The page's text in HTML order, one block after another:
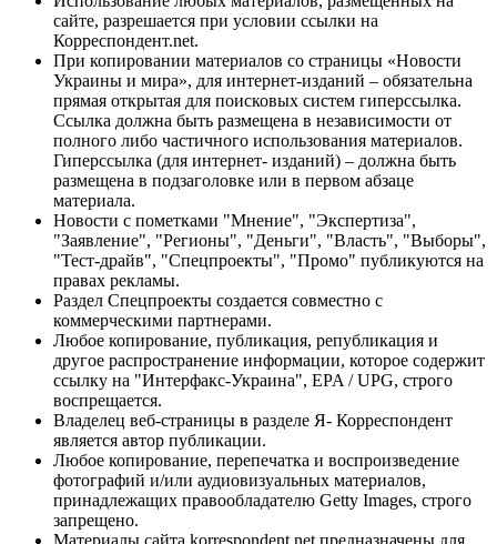
сайте, разрешается при условии ссылки на
Корреспондент.net.
При копировании материалов со страницы «Новости
Украины и мира», для интернет-изданий – обязательна
прямая открытая для поисковых систем гиперссылка.
Ссылка должна быть размещена в независимости от
полного либо частичного использования материалов.
Гиперссылка (для интернет- изданий) – должна быть
размещена в подзаголовке или в первом абзаце
материала.
Новости с пометками "Мнение", "Экспертиза",
"Заявление", "Регионы", "Деньги", "Власть", "Выборы",
"Тест-драйв", "Спецпроекты", "Промо" публикуются на
правах рекламы.
Раздел Спецпроекты создается совместно с
коммерческими партнерами.
Любое копирование, публикация, републикация и
другое распространение информации, которое содержит
ссылку на "Интерфакс-Украина", EPA / UPG, строго
воспрещается.
Владелец веб-страницы в разделе Я- Корреспондент
является автор публикации.
Любое копирование, перепечатка и воспроизведение
фотографий и/или аудиовизуальных материалов,
принадлежащих правообладателю Getty Images, строго
запрещено.
Материалы сайта korrespondent.net предназначены для